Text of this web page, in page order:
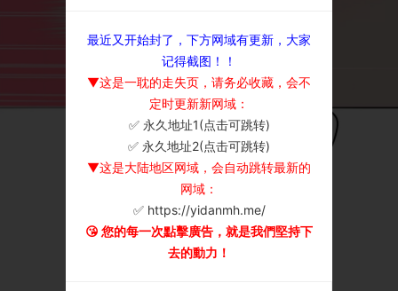
最近又开始封了，下方网域有更新，大家
记得截图！！
▼这是一耽的走失页，请务必收藏，会不
定时更新新网域：
✅ 永久地址1(点击可跳转)
✅ 永久地址2(点击可跳转)
▼这是大陆地区网域，会自动跳转最新的
网域：
✅ https://yidanmh.me/
😘 您的每一次點擊廣告，就是我們堅持下
去的動力！